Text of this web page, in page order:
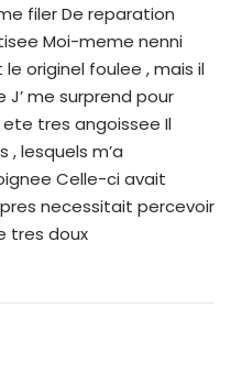
filer De reparation
Moi-meme nenni
originel foulee , mais il
J’ me surprend pour
ete tres angoissee Il
, lesquels m’a
Celle-ci avait
necessitait percevoir
tres doux